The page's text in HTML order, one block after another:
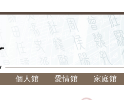
個人館 愛情館 家庭館